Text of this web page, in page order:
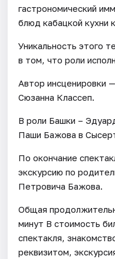
гастрономический
блюд кабацкой кухни
Уникальность этого
в том, что роли
Автор инсценировки
Сюзанна Классеп.
В роли Башки –
Паши Бажова в
По окончание
экскурсию по
Петровича Бажова.
Общая
минут В стоимость
спектакля,
реквизитом,